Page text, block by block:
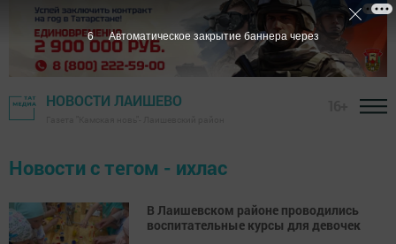
НОВОСТИ ЛАИШЕВО
Новости с тегом - ихлас
В Лаишевском районе проводились
воспитательные курсы для девочек
6 Автоматическое закрытие баннера через